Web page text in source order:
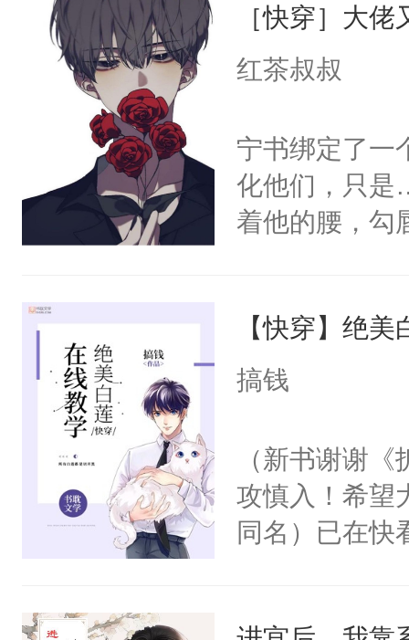
［快穿］大
红茶叔叔
宁书绑定了一
化他们，只是
着他的腰，勾
来，给老公
用力——为你
【快穿】绝
搞钱
（新书谢谢
攻慎入！希望
同名）已在快